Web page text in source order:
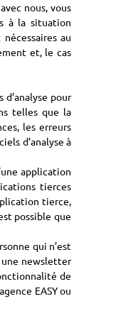
nous, vous
à la situation
au
et, le cas
pour
telles que la
les erreurs
d’analyse à
application
tierces
tierce,
possible que
qui n’est
une newsletter
de
EASY ou